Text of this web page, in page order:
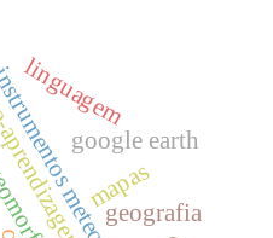
geografia
google earth
linguagem
mapas